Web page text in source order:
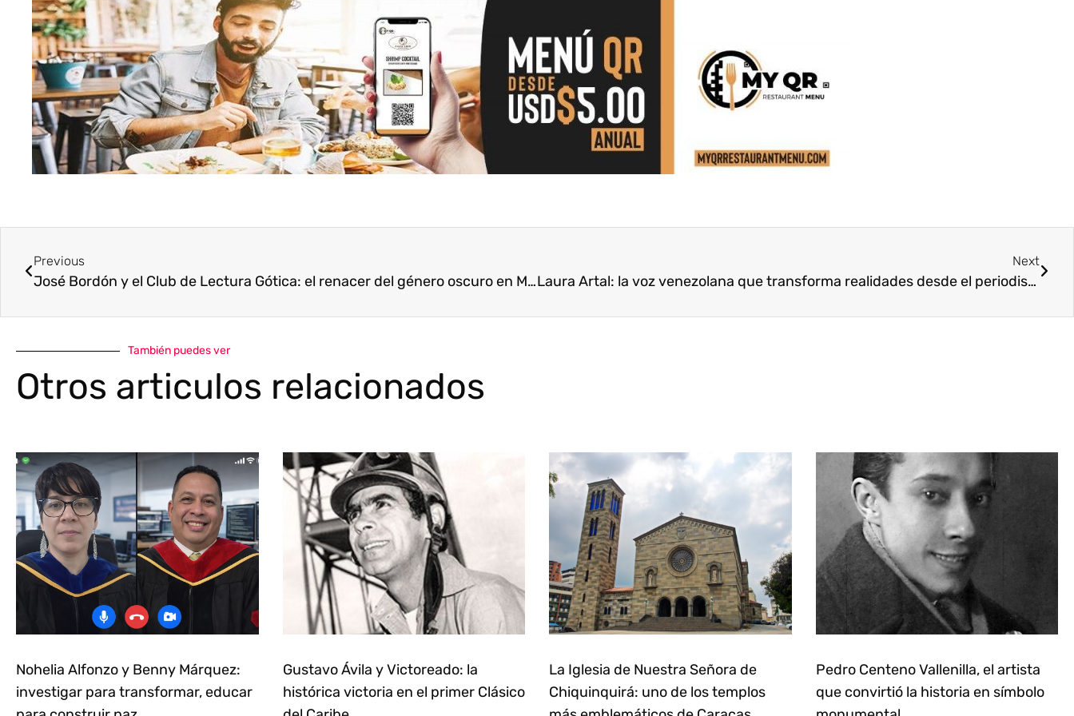
Previous
José Bordón y el Club de Lectura Gótica: el renacer del género oscuro en Maracay
Next
Laura Artal: la voz venezolana que transforma realidades desde el periodismo
También puedes ver
Otros articulos relacionados
Nohelia Alfonzo y Benny Márquez:
investigar para transformar, educar
Gustavo Ávila y Victoreado: la
histórica victoria en el primer Clásico
La Iglesia de Nuestra Señora de
Chiquinquirá: uno de los templos
Pedro Centeno Vallenilla, el artista
que convirtió la historia en símbolo